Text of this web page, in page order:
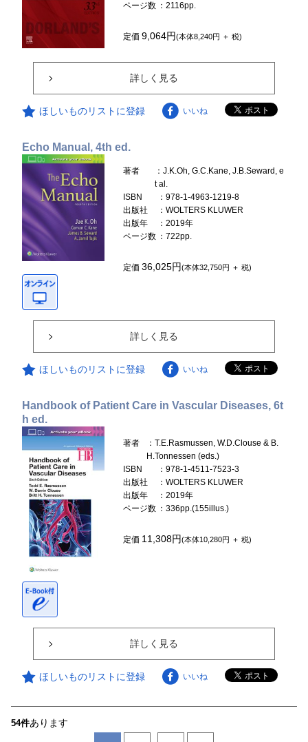
ページ数 ：2116pp.
定価9,064円(本体8,240円 ＋ 税)
詳しく見る
ほしいものリストに登録 いいね
Echo Manual, 4th ed.
著者
：J.K.Oh, G.C.Kane, J.B.Seward, e
t al.
ISBN
：978-1-4963-1219-8
出版社
：WOLTERS KLUWER
出版年
：2019年
ページ数 ：722pp.
定価36,025円(本体32,750円 ＋ 税)
詳しく見る
ほしいものリストに登録 いいね
Handbook of Patient Care in Vascular Diseases, 6t
h ed.
著者
：T.E.Rasmussen, W.D.Clouse & B.
H.Tonnessen (eds.)
ISBN
：978-1-4511-7523-3
出版社
：WOLTERS KLUWER
出版年
：2019年
ページ数 ：336pp.(155illus.)
定価 11,308円(本体10,280円 ＋ 税)
詳しく見る
ほしいものリストに登録 いいね
54件あります